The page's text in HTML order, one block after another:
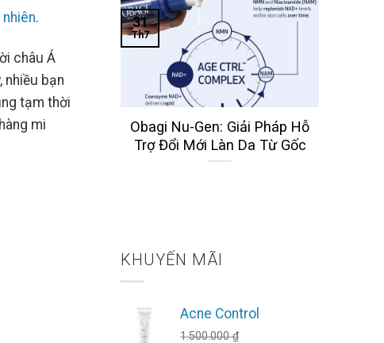
.
châu Á
nhiều bạn
tạm thời
mi
Obagi Nu-Gen: Giải Pháp Hỗ
Trợ Đổi Mới Làn Da Từ Gốc
31
Th7
Obagi
KHUYẾN MÃI
Acne Control
1.500.000₫